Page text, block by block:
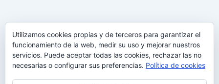
Utilizamos cookies propias y de terceros para garantizar el
funcionamiento de la web, medir su uso y mejorar nuestros
servicios. Puede aceptar todas las cookies, rechazar las no
necesarias o configurar sus preferencias. Política de cookies